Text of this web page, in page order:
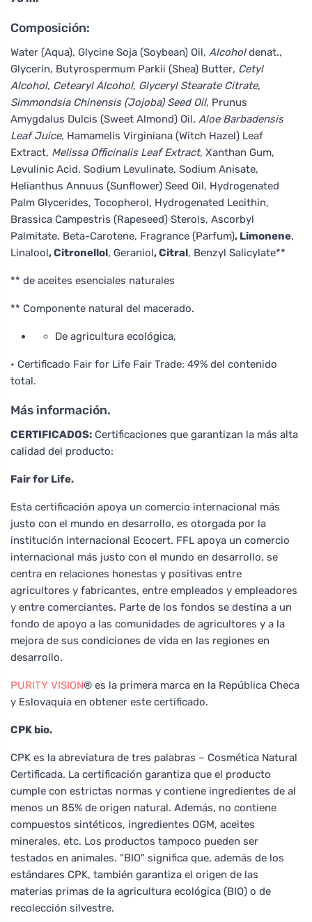
Composición:
Water (Aqua), Glycine Soja (Soybean) Oil, Alcoholdenat.,
Glycerin, Butyrospermum Parkii (Shea) Butter, Cetyl
Alcohol, Cetearyl Alcohol, Glyceryl Stearate Citrate,
Simmondsia Chinensis (Jojoba) Seed Oil, Prunus
Amygdalus Dulcis (Sweet Almond) Oil, Aloe Barbadensis
Leaf Juice, Hamamelis Virginiana (Witch Hazel) Leaf
Extract, Melissa Officinalis Leaf Extract, Xanthan Gum,
Levulinic Acid, Sodium Levulinate, Sodium Anisate,
Helianthus Annuus (Sunflower) Seed Oil, Hydrogenated
Palm Glycerides, Tocopherol, Hydrogenated Lecithin,
Brassica Campestris (Rapeseed) Sterols, Ascorbyl
Palmitate, Beta-Carotene, Fragrance (Parfum), Limonene,
Linalool, Citronellol, Geraniol, Citral, Benzyl Salicylate**
** de aceites esenciales naturales
** Componente natural del macerado.
De agricultura ecológica,
• Certificado Fair for Life Fair Trade: 49% del contenido
total.
Más información.
CERTIFICADOS: Certificaciones que garantizan la más alta
calidad del producto:
Fair for Life.
Esta certificación apoya un comercio internacional más
justo con el mundo en desarrollo, es otorgada por la
institución internacional Ecocert. FFL apoya un comercio
internacional más justo con el mundo en desarrollo, se
centra en relaciones honestas y positivas entre
agricultores y fabricantes, entre empleados y empleadores
y entre comerciantes. Parte de los fondos se destina a un
fondo de apoyo a las comunidades de agricultores y a la
mejora de sus condiciones de vida en las regiones en
desarrollo.
PURITY VISION® es la primera marca en la República Checa
y Eslovaquia en obtener este certificado.
CPK bio.
CPK es la abreviatura de tres palabras – Cosmética Natural
Certificada. La certificación garantiza que el producto
cumple con estrictas normas y contiene ingredientes de al
menos un 85% de origen natural. Además, no contiene
compuestos sintéticos, ingredientes OGM, aceites
minerales, etc. Los productos tampoco pueden ser
testados en animales. "BIO" significa que, además de los
estándares CPK, también garantiza el origen de las
materias primas de la agricultura ecológica (BIO) o de
recolección silvestre.